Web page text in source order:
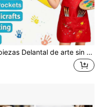
1/6/12 piezas Delantal de arte sin mangas impermeable para niños, bata de pintura de tela no tejida, adecuado para niños y niñas de jardín de infancia, delantal reversible resistente a las manchas, adecuado para proyectos de arte y manualidades en el aula y el hogar, conjunto de manualidades para niños a juego opcional